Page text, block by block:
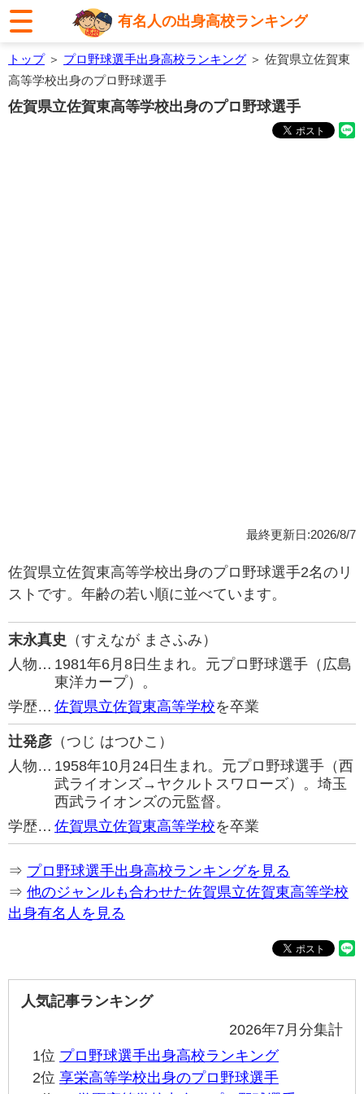
有名人の出身高校ランキング
トップ＞ プロ野球選手出身高校ランキング ＞ 佐賀県立佐賀東
高等学校出身のプロ野球選手
佐賀県立佐賀東高等学校出身のプロ野球選手
最終更新日:2026/8/7
佐賀県立佐賀東高等学校出身のプロ野球選手2名のリ
ストです。年齢の若い順に並べています。
末永真史 （すえなが まさふみ）
人物… 1981年6月8日生まれ。元プロ野球選手（広島
東洋カープ）。
学歴… 佐賀県立佐賀東高等学校を卒業
辻発彦 （つじ はつひこ）
人物… 1958年10月24日生まれ。元プロ野球選手（西
武ライオンズ→ヤクルトスワローズ）。埼玉
西武ライオンズの元監督。
学歴… 佐賀県立佐賀東高等学校を卒業
⇒ プロ野球選手出身高校ランキングを見る
⇒ 他のジャンルも合わせた佐賀県立佐賀東高等学校
出身有名人を見る
人気記事ランキング
2026年7月分集計
1位 プロ野球選手出身高校ランキング
2位 享栄高等学校出身のプロ野球選手